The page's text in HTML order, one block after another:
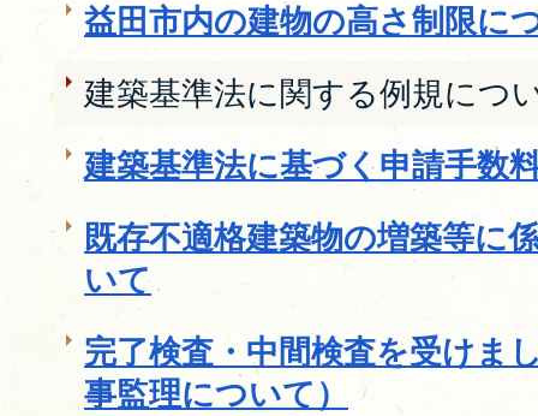
益田市内の建物の高さ制限に
建築基準法に関する例規につ
建築基準法に基づく申請手数
既存不適格建築物の増築等に
いて
完了検査・中間検査を受けま
事監理について）